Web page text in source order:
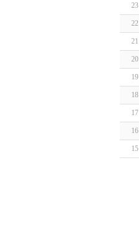
23
22
21
20
19
18
17
16
15